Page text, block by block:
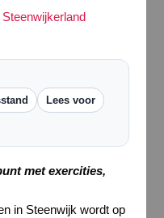
Steenwijkerland
Lees voor
met exercities,
in Steenwijk wordt op